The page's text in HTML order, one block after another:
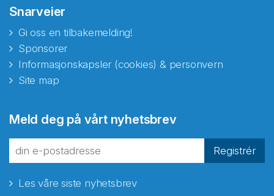
Snarveier
Gi oss en tilbakemelding!
Sponsorer
Informasjonskapsler (cookies) & personvern
Site map
Meld deg på vårt nyhetsbrev
Registrér
Les våre siste nyhetsbrev
fra Norecopa